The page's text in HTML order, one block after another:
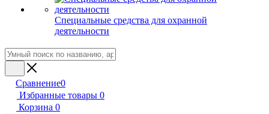
Специальные средства для охранной
деятельности
Сравнение0
Избранные товары 0
Корзина 0